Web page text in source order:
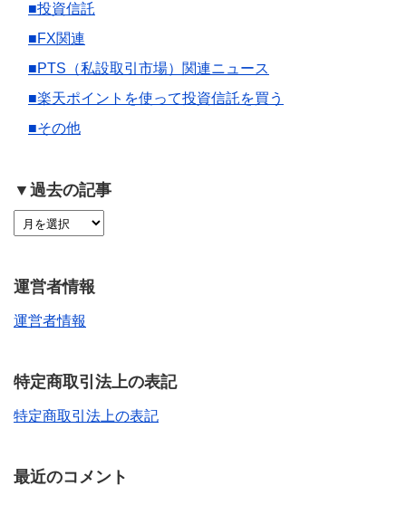
■投資信託
■FX関連
■PTS（私設取引市場）関連ニュース
■楽天ポイントを使って投資信託を買う
■その他
▼過去の記事
運営者情報
運営者情報
特定商取引法上の表記
特定商取引法上の表記
最近のコメント